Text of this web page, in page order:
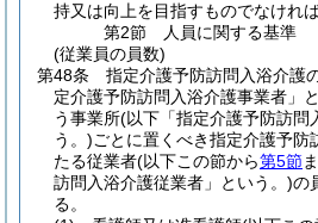
持又は向上を目指すものでなければ
第2節
人員に関する基準
(従業員の員数)
第48条
指定介護予防訪問入浴介護
定介護予防訪問入浴介護事業者」
う事業所(以下「指定介護予防訪問
う。)ごとに置くべき指定介護予防
たる従業者(以下この節から第5節
訪問入浴介護従業者」という。)の
る。